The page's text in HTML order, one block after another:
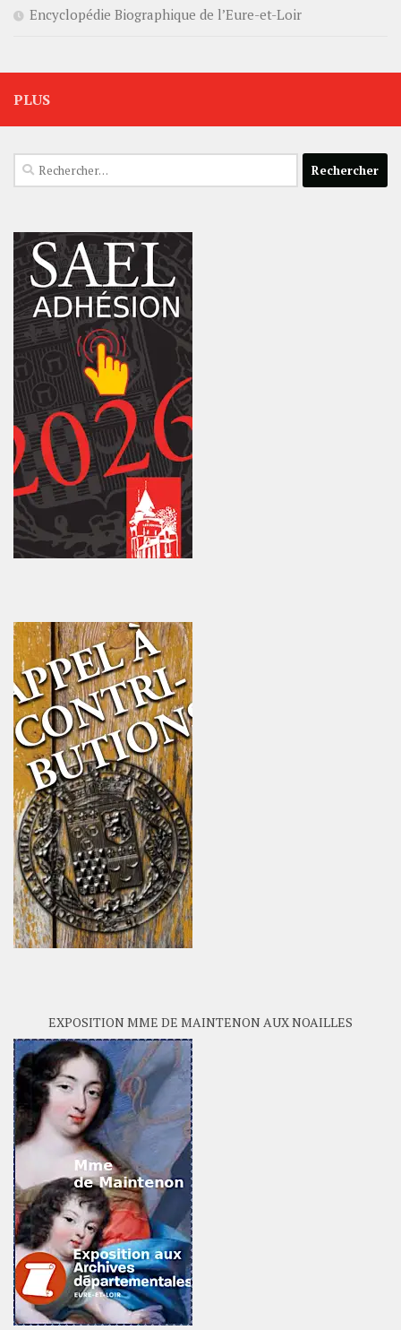
Encyclopédie Biographique de l’Eure-et-Loir
PLUS
Rechercher :
EXPOSITION MME DE MAINTENON AUX NOAILLES